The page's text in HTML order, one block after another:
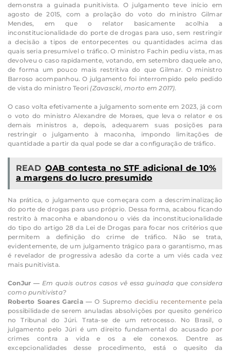
demonstra a guinada punitivista. O julgamento teve início em
agosto de 2015, com a prolação do voto do ministro Gilmar
Mendes, em que o relator basicamente acolhia a
inconstitucionalidade do porte de drogas para uso, sem restringir
a decisão a tipos de entorpecentes ou quantidades acima das
quais seria presumível o tráfico. O ministro Fachin pediu vista, mas
devolveu o caso rapidamente, votando, em setembro daquele ano,
de forma um pouco mais restritiva do que Gilmar. O ministro
Barroso acompanhou. O julgamento foi interrompido pelo pedido
de vista do ministro Teori (Zavascki, morto em 2017).
O caso volta efetivamente a julgamento somente em 2023, já com
o voto do ministro Alexandre de Moraes, que leva o relator e os
demais ministros a, depois, adequarem suas posições para
restringir o julgamento à maconha, impondo limitações de
quantidade a partir da qual pode se dar a configuração de tráfico.
READ OAB contesta no STF adicional de 10%
a margens do lucro presumido
Na prática, o julgamento que começara com a descriminalização
do porte de drogas para uso próprio. Dessa forma, acabou ficando
restrito à maconha e abandonou o viés da inconstitucionalidade
do tipo do artigo 28 da Lei de Drogas para focar nos critérios que
permitem a definição do crime de tráfico. Não se trata,
evidentemente, de um julgamento trágico para o garantismo, mas
é revelador de progressiva adesão da corte a um viés cada vez
mais punitivista.
ConJur — Em quais outros casos vê essa guinada que considera
como punitivista?
Roberto Soares Garcia — O Supremodecidiu recentementepela
possibilidade de serem anuladas absolvições por quesito genérico
no Tribunal do Júri. Trata-se de um retrocesso. No Brasil, o
julgamento pelo Júri é um direito fundamental do acusado por
crimes contra a vida e os a ele conexos. Dentre as
excepcionalidades desse procedimento, está o quesito da